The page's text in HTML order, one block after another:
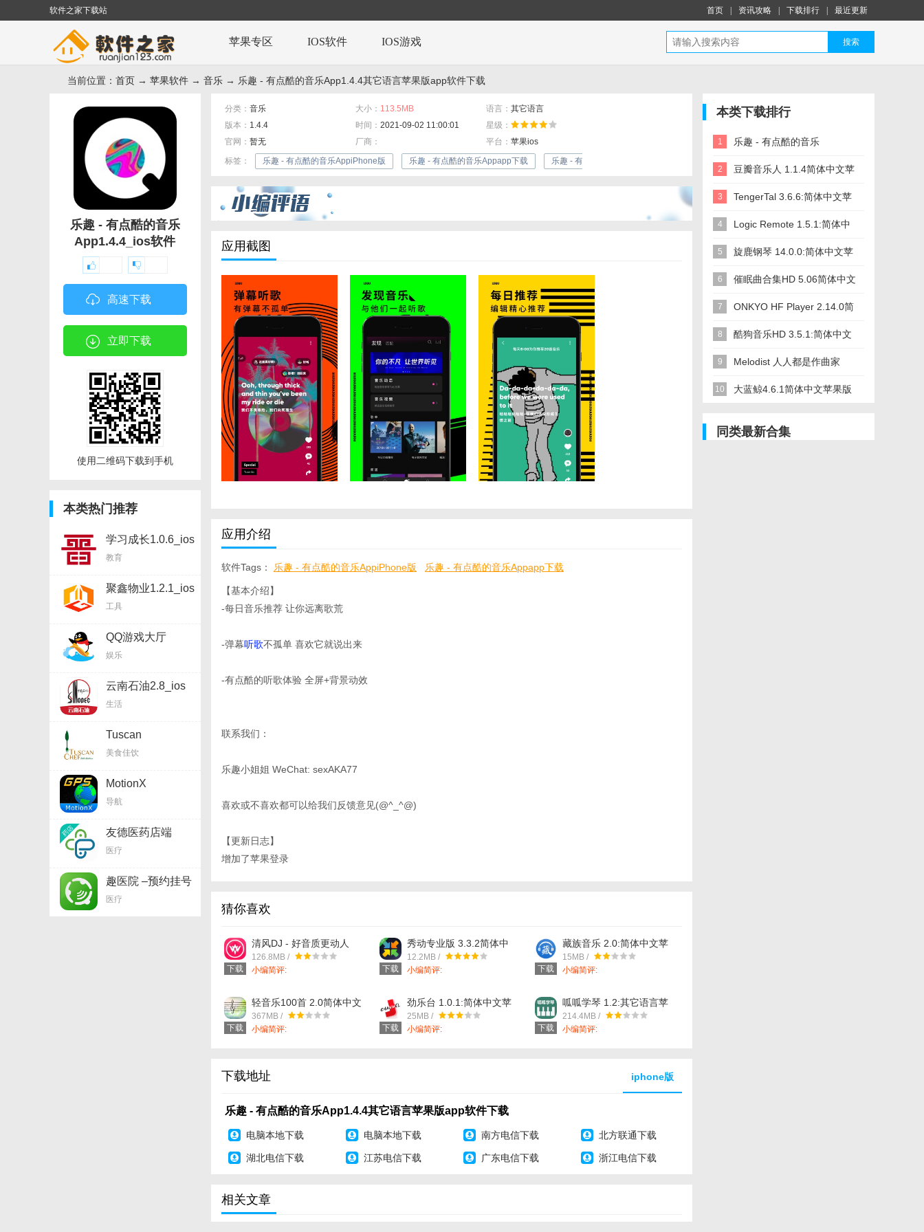
软件之家下载站 首页 资讯攻略 下载排行 最近更新
苹果专区 IOS软件 IOS游戏 搜索
当前位置： 首页 → 苹果软件 → 音乐 → 乐趣 - 有点酷的音乐App1.4.4其它语言苹果版app软件下载
乐趣 - 有点酷的音乐
App1.4.4_ios软件
高速下载
立即下载
使用二维码下载到手机
本类热门推荐
学习成长1.0.6_ios
软件
教育
聚鑫物业1.2.1_ios
软件
工具
QQ游戏大厅
HD2.7.1_ios软件
娱乐
云南石油2.8_ios
软件
生活
Tuscan
Chef3.1.3_ios软
件
美食佳饮
MotionX
GPS24.4_ios软件
导航
友德医药店端
0.8.0_ios软件
医疗
趣医院 –预约挂号
网上平台
2.6.84_ios软件
医疗
分类： 音乐 大小： 113.5MB 语言： 其它语言
版本： 1.4.4 时间： 2021-09-02 11:00:01
星级：
官网： 暂无 厂商： 平台： 苹果ios
标签：
乐趣 - 有点酷的音乐AppiPhone版 乐趣 - 有点酷的音乐Appapp下载 乐趣 - 有点酷的音乐Appios版下载
应用截图
应用介绍
软件Tags： 乐趣 - 有点酷的音乐AppiPhone版
乐趣 - 有点酷的音乐Appapp下载
乐趣 - 有点酷的音乐Appios版下载
【基本介绍】
-每日音乐推荐 让你远离歌荒
-弹幕听歌不孤单 喜欢它就说出来
-有点酷的听歌体验 全屏+背景动效
联系我们：
乐趣小姐姐 WeChat: sexAKA77
喜欢或不喜欢都可以给我们反馈意见(@^_^@)
【更新日志】
增加了苹果登录
猜你喜欢
下载
清风DJ - 好音质更动人
2.4.1简体中文苹果版app
软件下载
126.8MB /
小编简评:
下载
秀动专业版 3.3.2简体中
文苹果版app软件下载
12.2MB /
小编简评:
下载
藏族音乐 2.0:简体中文苹
果版app软件下载
15MB /
小编简评:
下载
轻音乐100首 2.0简体中文
苹果版app软件下载
367MB /
小编简评:
下载
劲乐台 1.0.1:简体中文苹
果版app软件下载
25MB /
小编简评:
下载
呱呱学琴 1.2:其它语言苹
果版app软件下载
214.4MB /
小编简评:
下载地址 iphone版
乐趣 - 有点酷的音乐App1.4.4其它语言苹果版app软件下载
电脑本地下载 电脑本地下载 南方电信下载 北方联通下载
湖北电信下载 江苏电信下载 广东电信下载 浙江电信下载
相关文章
本类下载排行
1 乐趣 - 有点酷的音乐
App1.4.4其它语言苹果版app
软件下载
2 豆瓣音乐人 1.1.4简体中文苹
果版app软件下载
3 TengerTal 3.6.6:简体中文苹
果版app软件下载
4 Logic Remote 1.5.1:简体中
文苹果版app软件下载
5 旋鹿钢琴 14.0.0:简体中文苹
果版app软件下载
6 催眠曲合集HD 5.06简体中文
苹果版app软件下载
7 ONKYO HF Player 2.14.0简
体中文苹果版app软件下载
8 酷狗音乐HD 3.5.1:简体中文
苹果版app软件下载
9 Melodist 人人都是作曲家
1.4.1:简体中文苹果版app软
10 大蓝鲸4.6.1简体中文苹果版
同类最新合集